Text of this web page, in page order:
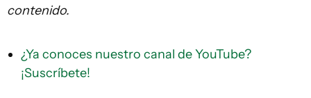
contenido.
¿Ya conoces nuestro canal de YouTube?
¡Suscríbete!